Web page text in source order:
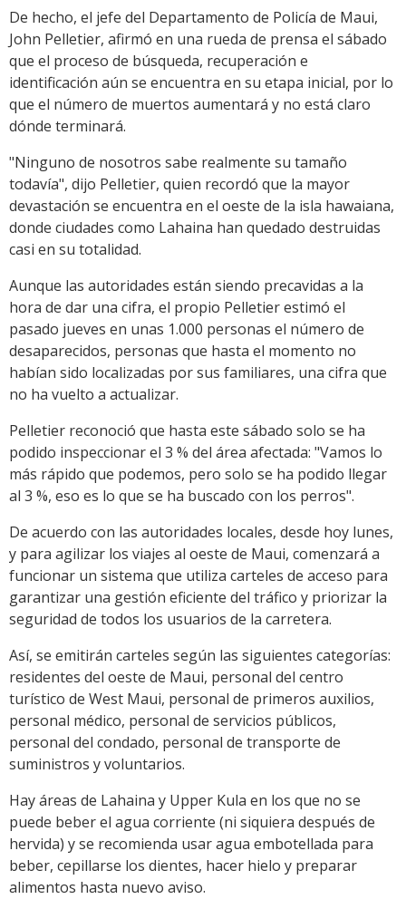
De hecho, el jefe del Departamento de Policía de Maui,
John Pelletier, afirmó en una rueda de prensa el sábado
que el proceso de búsqueda, recuperación e
identificación aún se encuentra en su etapa inicial, por lo
que el número de muertos aumentará y no está claro
dónde terminará.
"Ninguno de nosotros sabe realmente su tamaño
todavía", dijo Pelletier, quien recordó que la mayor
devastación se encuentra en el oeste de la isla hawaiana,
donde ciudades como Lahaina han quedado destruidas
casi en su totalidad.
Aunque las autoridades están siendo precavidas a la
hora de dar una cifra, el propio Pelletier estimó el
pasado jueves en unas 1.000 personas el número de
desaparecidos, personas que hasta el momento no
habían sido localizadas por sus familiares, una cifra que
no ha vuelto a actualizar.
Pelletier reconoció que hasta este sábado solo se ha
podido inspeccionar el 3 % del área afectada: "Vamos lo
más rápido que podemos, pero solo se ha podido llegar
al 3 %, eso es lo que se ha buscado con los perros".
De acuerdo con las autoridades locales, desde hoy lunes,
y para agilizar los viajes al oeste de Maui, comenzará a
funcionar un sistema que utiliza carteles de acceso para
garantizar una gestión eficiente del tráfico y priorizar la
seguridad de todos los usuarios de la carretera.
Así, se emitirán carteles según las siguientes categorías:
residentes del oeste de Maui, personal del centro
turístico de West Maui, personal de primeros auxilios,
personal médico, personal de servicios públicos,
personal del condado, personal de transporte de
suministros y voluntarios.
Hay áreas de Lahaina y Upper Kula en los que no se
puede beber el agua corriente (ni siquiera después de
hervida) y se recomienda usar agua embotellada para
beber, cepillarse los dientes, hacer hielo y preparar
alimentos hasta nuevo aviso.